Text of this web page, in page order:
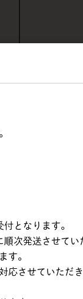
となります。
次発送させてい
す。
させていただ